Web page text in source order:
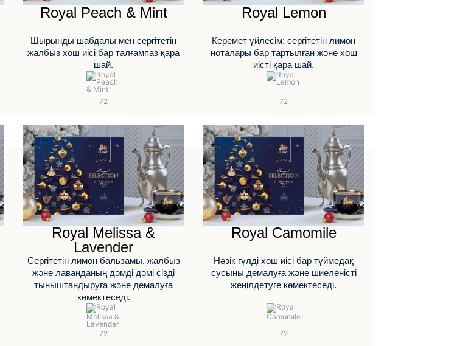
Royal Peach & Mint
Шырынды шабдалы мен сергітетін
жалбыз хош иісі бар талғампаз қара
шай.
Royal Lemon
Керемет үйлесім: сергітетін лимон
ноталары бар тартылған және хош
иісті қара шай.
Royal Melissa &
Lavender
Сергітетін лимон бальзамы, жалбыз
және лаванданың дәмді дәмі сізді
тыныштандыруға және демалуға
көмектеседі.
Royal Camomile
Нәзік гүлді хош иісі бар түймедақ
сусыны демалуға және шиеленісті
жеңілдетуге көмектеседі.